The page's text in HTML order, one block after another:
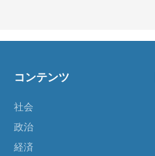
コンテンツ
社会
政治
経済